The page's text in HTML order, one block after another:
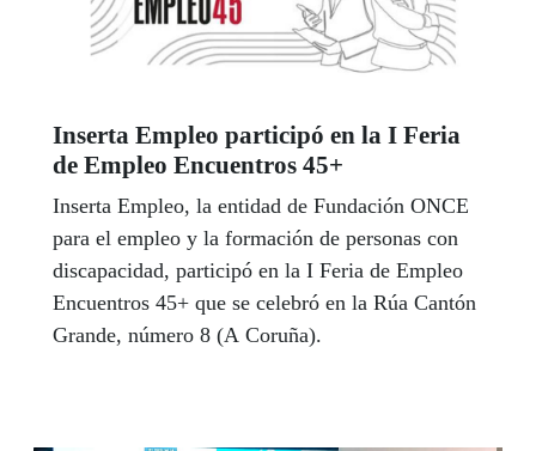
Inserta Empleo participó en la I Feria
de Empleo Encuentros 45+
Inserta Empleo, la entidad de Fundación ONCE
para el empleo y la formación de personas con
discapacidad, participó en la I Feria de Empleo
Encuentros 45+ que se celebró en la Rúa Cantón
Grande, número 8 (A Coruña).